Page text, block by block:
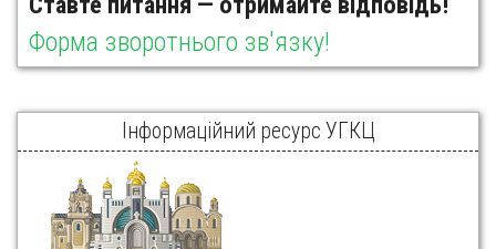
Форма зворотнього зв'язку!
Інформаційний ресурс УГКЦ